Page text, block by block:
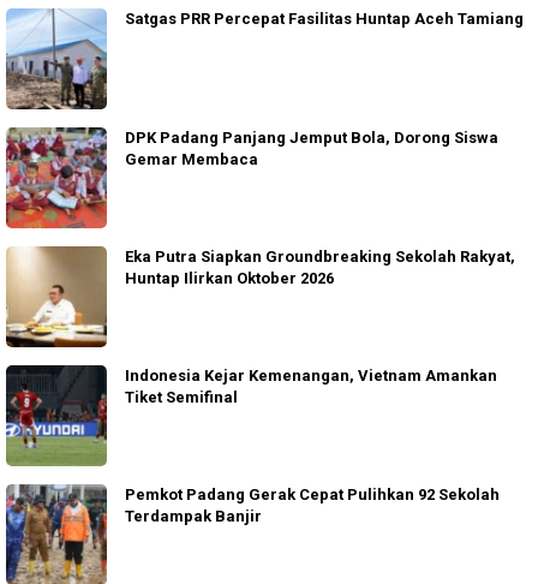
Satgas PRR Percepat Fasilitas Huntap Aceh Tamiang
DPK Padang Panjang Jemput Bola, Dorong Siswa
Gemar Membaca
Eka Putra Siapkan Groundbreaking Sekolah Rakyat,
Huntap Ilirkan Oktober 2026
Indonesia Kejar Kemenangan, Vietnam Amankan
Tiket Semifinal
Pemkot Padang Gerak Cepat Pulihkan 92 Sekolah
Terdampak Banjir